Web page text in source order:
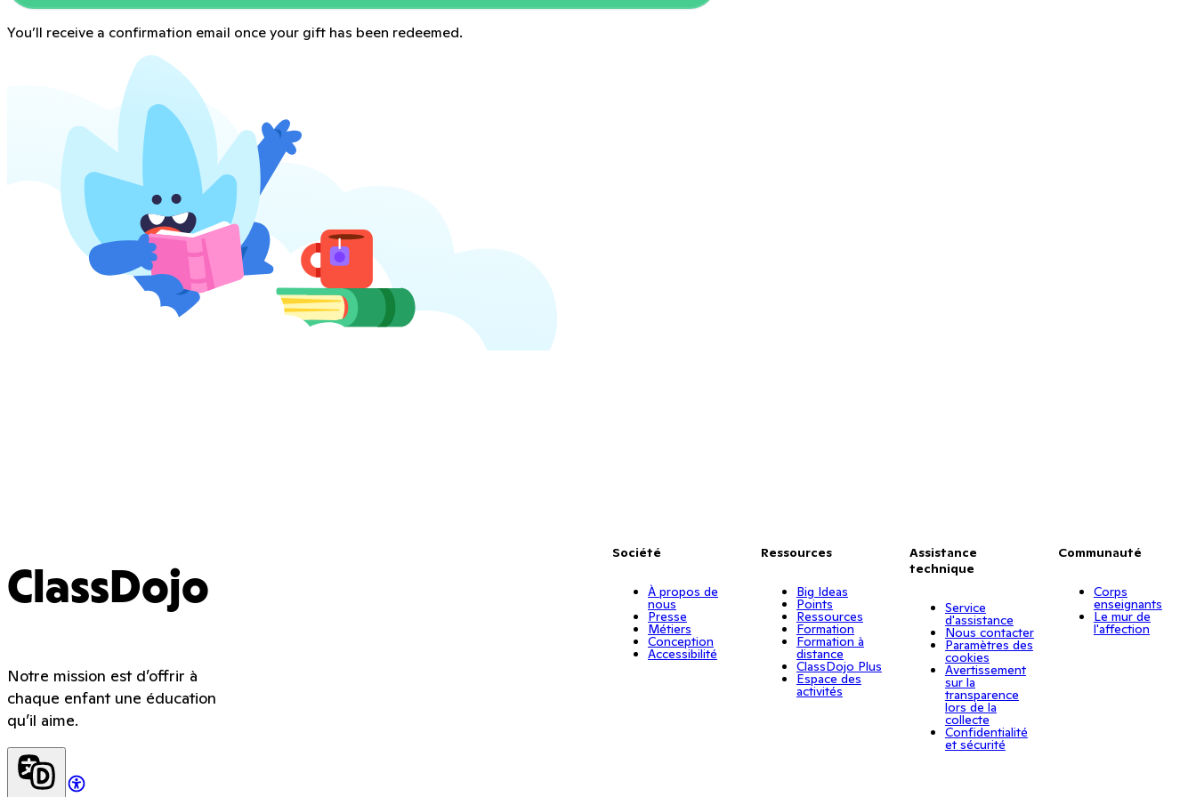
You’ll receive a confirmation email once your gift has been redeemed.
ClassDojo
Notre mission est d’offrir à
chaque enfant une éducation
qu’il aime.
Société
À propos de
nous
Presse
Métiers
Conception
Accessibilité
Ressources
Big Ideas
Points
Ressources
Formation
Formation à
distance
ClassDojo Plus
Espace des
activités
Assistance
technique
Service
d'assistance
Nous contacter
Paramètres des
cookies
Avertissement
sur la
transparence
lors de la
collecte
Confidentialité
et sécurité
Communauté
Corps
enseignants
Le mur de
l'affection